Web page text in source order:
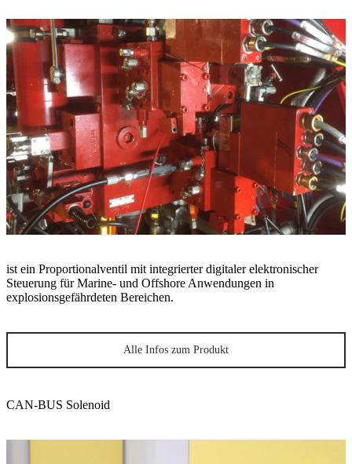
ist ein Proportionalventil mit integrierter digitaler elektronischer
Steuerung für Marine- und Offshore Anwendungen in
explosionsgefährdeten Bereichen.
Alle Infos zum Produkt
CAN-BUS Solenoid